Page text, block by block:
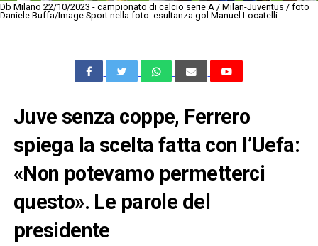
Db Milano 22/10/2023 - campionato di calcio serie A / Milan-Juventus / foto
Daniele Buffa/Image Sport nella foto: esultanza gol Manuel Locatelli
Juve senza coppe, Ferrero
spiega la scelta fatta con l’Uefa:
«Non potevamo permetterci
questo». Le parole del
presidente